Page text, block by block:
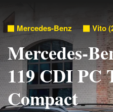
Mercedes-Benz Vito
Mercedes-
119 CDI PC
Compact